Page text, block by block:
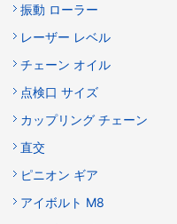
振動 ローラー
レーザー レベル
チェーン オイル
点検口 サイズ
カップリング チェーン
直交
ピニオン ギア
アイボルト M8